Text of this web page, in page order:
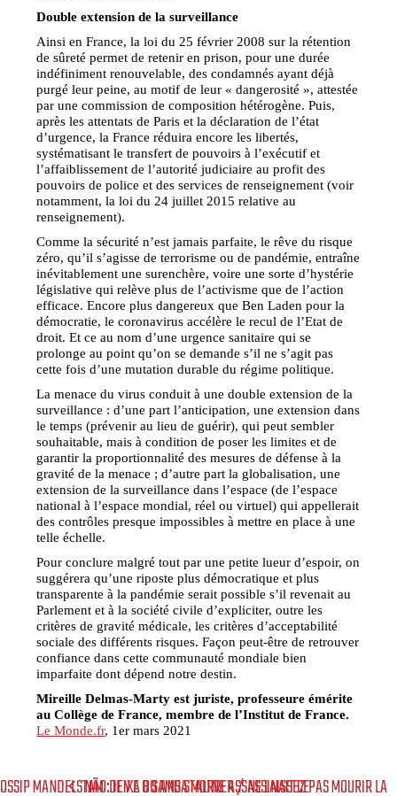
Double extension de la surveillance
Ainsi en France, la loi du 25 février 2008 sur la rétention
de sûreté permet de retenir en prison, pour une durée
indéfiniment renouvelable, des condamnés ayant déjà
purgé leur peine, au motif de leur « dangerosité », attestée
par une commission de composition hétérogène. Puis,
après les attentats de Paris et la déclaration de l’état
d’urgence, la France réduira encore les libertés,
systématisant le transfert de pouvoirs à l’exécutif et
l’affaiblissement de l’autorité judiciaire au profit des
pouvoirs de police et des services de renseignement (voir
notamment, la loi du 24 juillet 2015 relative au
renseignement).
Comme la sécurité n’est jamais parfaite, le rêve du risque
zéro, qu’il s’agisse de terrorisme ou de pandémie, entraîne
inévitablement une surenchère, voire une sorte d’hystérie
législative qui relève plus de l’activisme que de l’action
efficace. Encore plus dangereux que Ben Laden pour la
démocratie, le coronavirus accélère le recul de l’Etat de
droit. Et ce au nom d’une urgence sanitaire qui se
prolonge au point qu’on se demande s’il ne s’agit pas
cette fois d’une mutation durable du régime politique.
La menace du virus conduit à une double extension de la
surveillance : d’une part l’anticipation, une extension dans
le temps (prévenir au lieu de guérir), qui peut sembler
souhaitable, mais à condition de poser les limites et de
garantir la proportionnalité des mesures de défense à la
gravité de la menace ; d’autre part la globalisation, une
extension de la surveillance dans l’espace (de l’espace
national à l’espace mondial, réel ou virtuel) qui appellerait
des contrôles presque impossibles à mettre en place à une
telle échelle.
Pour conclure malgré tout par une petite lueur d’espoir, on
suggérera qu’une riposte plus démocratique et plus
transparente à la pandémie serait possible s’il revenait au
Parlement et à la société civile d’expliciter, outre les
critères de gravité médicale, les critères d’acceptabilité
sociale des différents risques. Façon peut-être de retrouver
confiance dans cette communauté mondiale bien
imparfaite dont dépend notre destin.
Mireille Delmas-Marty est juriste, professeure émérite
au Collège de France, membre de l’Institut de France.
Le Monde.fr, 1er mars 2021
NÃO DEIXE O SAMBA MORRER / NE LAISSEZ PAS MOURIR LA
OSSIP MANDELSTAM : IL Y A 80 ANS STALINE ASSASSINAIT CE